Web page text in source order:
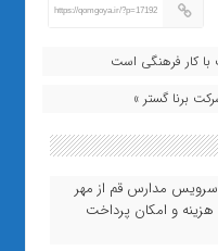
https://qomgoya.ir/?p=17192
کار فرهنگی است
برنا گستر »
سرویس مدارس قم از مهر
هزینه و امکان پرداخت